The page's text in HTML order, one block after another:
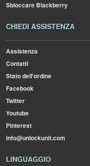
Sbloccare Blackberry
CHIEDI ASSISTENZA
Assistenza
Contatti
Stato dell'ordine
Facebook
Twitter
Youtube
Pinterest
info@unlockunit.com
LINGUAGGIO